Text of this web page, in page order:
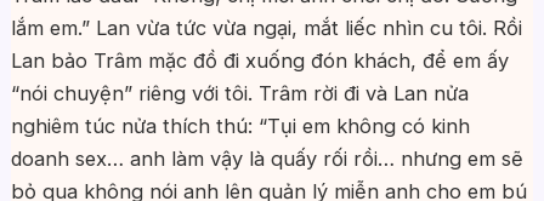
lắm em.” Lan vừa tức vừa ngại, mắt liếc nhìn cu tôi. Rồi
Lan bảo Trâm mặc đồ đi xuống đón khách, để em ấy
“nói chuyện” riêng với tôi. Trâm rời đi và Lan nửa
nghiêm túc nửa thích thú: “Tụi em không có kinh
doanh sex… anh làm vậy là quấy rối rồi… nhưng em sẽ
bỏ qua không nói anh lên quản lý miễn anh cho em bú